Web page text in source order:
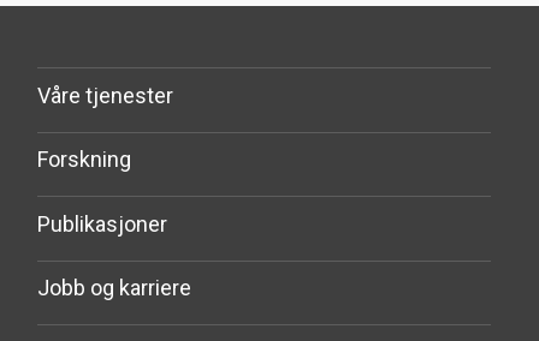
Våre tjenester
Forskning
Publikasjoner
Jobb og karriere